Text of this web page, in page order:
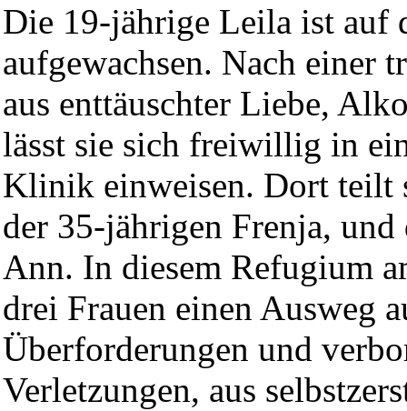
Die 19-jährige Leila ist auf
aufgewachsen. Nach einer
aus enttäuschter Liebe,
lässt sie sich freiwillig in
Klinik einweisen. Dort teilt
der 35-jährigen Frenja,
Ann. In diesem Refugium
drei Frauen einen Ausweg
Überforderungen und
Verletzungen, aus